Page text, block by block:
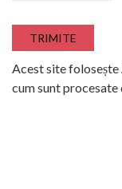
Acest site folosește
cum sunt